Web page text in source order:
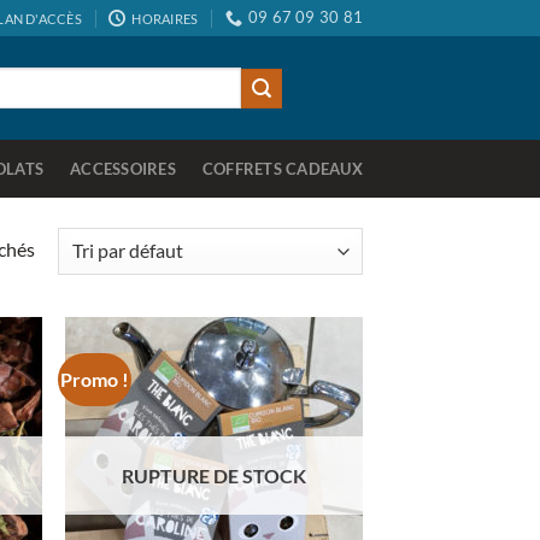
D'ACCÈS HORAIRES 09 67 09 30 81
ACCESSOIRES COFFRETS CADEAUX
Promo !
Ajouter
à la
wishlist
RUPTURE DE STOCK